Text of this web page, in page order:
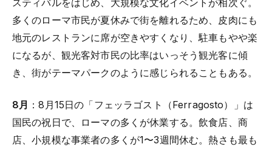
スティバルをはじめ、大規模な文化イベントが相次ぐ。
多くのローマ市民が夏休みで街を離れるため、皮肉にも
地元のレストランに席が空きやすくなり、駐車もやや楽
になるが、観光客対市民の比率はいっそう観光客に傾
き、街がテーマパークのように感じられることもある。
8月 ：8月15日の「フェッラゴスト（Ferragosto）」は
国民の祝日で、ローマの多くが休業する。飲食店、商
店、小規模な事業者の多くが1〜3週間休む。熱さも最も